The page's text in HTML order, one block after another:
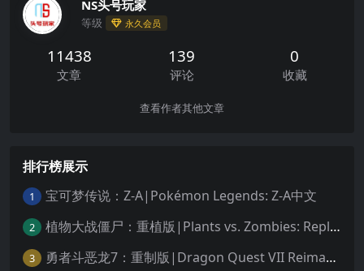
NS头号玩家
等级 永久会员
11438
文章
139
评论
0
收藏
查看作者其他文章
排行榜展示
1 宝可梦传说：Z-A|Pokémon Legends: Z-A中文
2 植物大战僵尸：重植版|Plants vs. Zombies: Replanted中文
3 勇者斗恶龙7：重制版|Dragon Quest VII Reimagined中文